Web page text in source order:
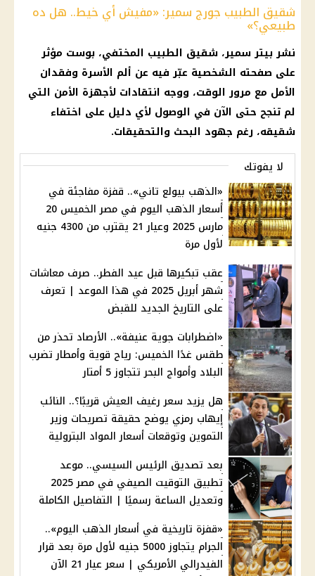
شقيق الطبيب جورج سمير: «مفيش أي خيط.. هل ده
طبيعي؟»
نشر بيتر سمير، شقيق الطبيب المختفي، بوست مؤثر
على صفحته الشخصية عبّر فيه عن ألم الأسرة وفقدان
الأمل مع مرور الوقت، ووجه انتقادات لأجهزة الأمن التي
لم تنجح حتى الآن في الوصول لأي دليل على اختفاء
شقيقه، رغم جهود البحث والتحقيقات.
لا يفوتك
«الذهب بيولع تاني».. قفزة مفاجئة في
أسعار الذهب اليوم في مصر الخميس 20
مارس 2025 وعيار 21 يقترب من 4300 جنيه
لأول مرة
عقب تبكيرها قبل عيد الفطر.. صرف معاشات
شهر أبريل 2025 في هذا الموعد | تعرف
على التاريخ الجديد للقبض
«اضطرابات جوية عنيفة».. الأرصاد تحذر من
طقس غدًا الخميس: رياح قوية وأمطار تضرب
البلاد وأمواج البحر تتجاوز 5 أمتار
هل يزيد سعر رغيف العيش قريبًا؟.. النائب
إيهاب رمزي يوضح حقيقة تصريحات وزير
التموين وتوقعات أسعار المواد البترولية
بعد تصديق الرئيس السيسي.. موعد
تطبيق التوقيت الصيفي في مصر 2025
وتعديل الساعة رسميًا | التفاصيل الكاملة
«قفزة تاريخية في أسعار الذهب اليوم»..
الجرام يتجاوز 5000 جنيه لأول مرة بعد قرار
الفيدرالي الأمريكي | سعر عيار 21 الآن